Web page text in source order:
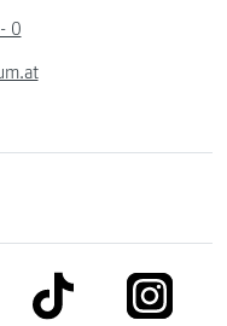
0
to linkedinlink to tiktok link to